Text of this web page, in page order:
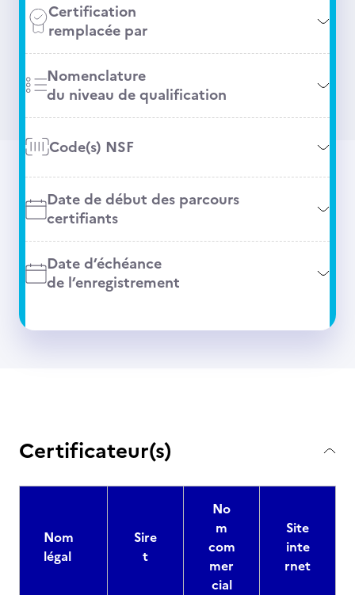
Certification
remplacée par
Nomenclature
du niveau de qualification
Code(s) NSF
Date de début des parcours
certifiants
Date d’échéance
de l’enregistrement
Certificateur(s)
Nom
légal
Sire
t
No
m
com
mer
cial
Site
inte
rnet